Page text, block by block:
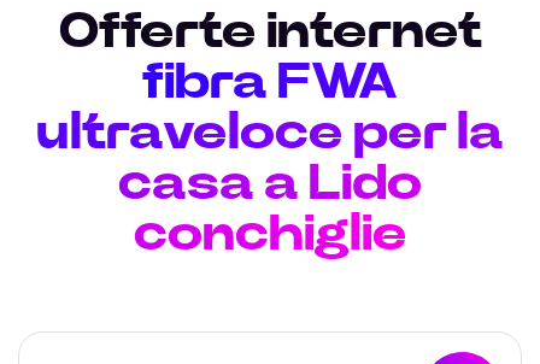
Offerte internet
fibra FWA
ultraveloce per la
casa a Lido
conchiglie